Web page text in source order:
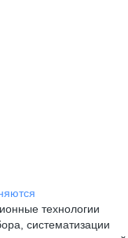
технологии
систематизации